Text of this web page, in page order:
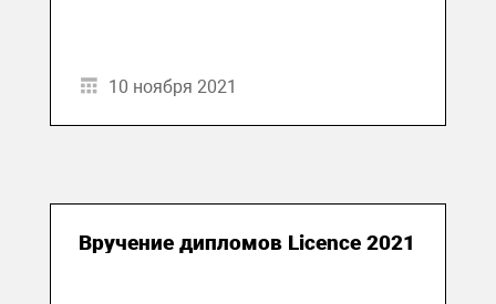
10 ноября 2021
Вручение дипломов Licence 2021